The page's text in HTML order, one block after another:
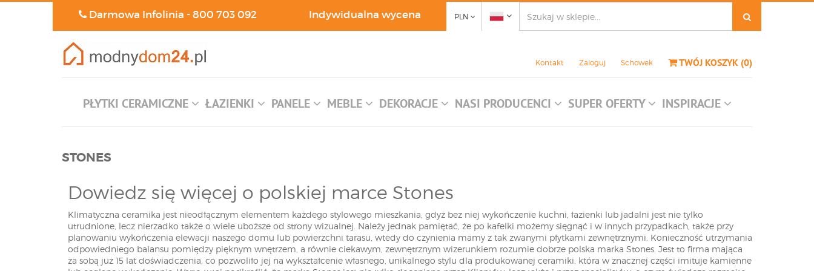
Darmowa Infolinia -800 703 092 Indywidualna wycena PLN
Kontakt Zaloguj Schowek TWÓJ KOSZYK (0)
PŁYTKI CERAMICZNE ŁAZIENKI PANELE MEBLE DEKORACJE NASI PRODUCENCI SUPER OFERTY INSPIRACJE
STONES
Dowiedz się więcej o polskiej marce Stones
Klimatyczna ceramika jest nieodłącznym elementem każdego stylowego mieszkania, gdyż bez niej wykończenie kuchni, łazienki lub jadalni jest nie tylko
utrudnione, lecz nierzadko także o wiele uboższe od strony wizualnej. Należy jednak pamiętać, że po kafelki możemy sięgnąć i w innych przypadkach, także przy
planowaniu wykończenia elewacji naszego domu lub powierzchni tarasu, wtedy do czynienia mamy z tak zwanymi płytkami zewnętrznymi. Konieczność utrzymania
odpowiedniego balansu pomiędzy pięknym wnętrzem, a równie ciekawym, zewnętrznym wizerunkiem rozumie dobrze polska marka Stones. Jest to firma mająca
za sobą już 15 lat doświadczenia, co pozwoliło jej na wykształcenie własnego, unikalnego stylu dla produkowanej ceramiki, która w znacznej części imituje kamienne